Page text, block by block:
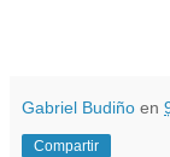
Gabriel Budiño en
Compartir